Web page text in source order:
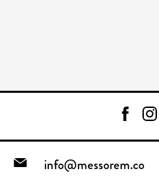
info@messorem.co